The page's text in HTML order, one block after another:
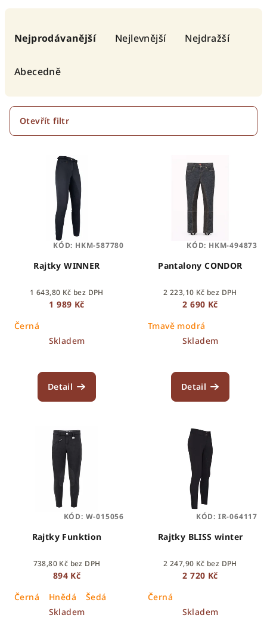
r
Nejprodávanější Nejlevnější Nejdražší
Abecedně
Otevřít filtr
Rajtky WINNER
1 643,80 Kč bez DPH
1 989 Kč
Černá
Skladem
Detail
KÓD: HKM-587780
Pantalony CONDOR
2 223,10 Kč bez DPH
2 690 Kč
Tmavě modrá
Skladem
Detail
KÓD: HKM-494873
Rajtky Funktion
738,80 Kč bez DPH
894 Kč
Černá
Hnědá
Šedá
Skladem
KÓD: W-015056
Rajtky BLISS winter
2 247,90 Kč bez DPH
2 720 Kč
Černá
Skladem
KÓD: IR-064117